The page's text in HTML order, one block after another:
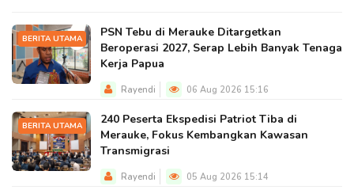
BERITA UTAMA
PSN Tebu di Merauke Ditargetkan
Beroperasi 2027, Serap Lebih Banyak Tenaga
Kerja Papua
Rayendi 06 Aug 2026 15:16
BERITA UTAMA
240 Peserta Ekspedisi Patriot Tiba di
Merauke, Fokus Kembangkan Kawasan
Transmigrasi
Rayendi 05 Aug 2026 15:14